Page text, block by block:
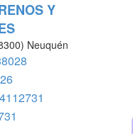
Y
Neuquén